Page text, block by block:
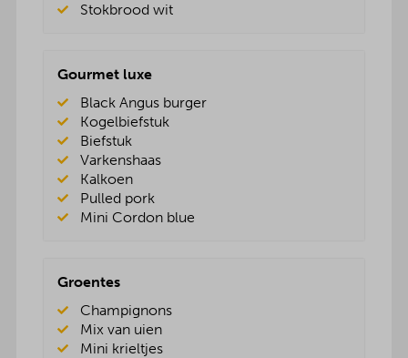
Stokbrood wit
Gourmet luxe
Black Angus burger
Kogelbiefstuk
Biefstuk
Varkenshaas
Kalkoen
Pulled pork
Mini Cordon blue
Groentes
Champignons
Mix van uien
Mini krieltjes